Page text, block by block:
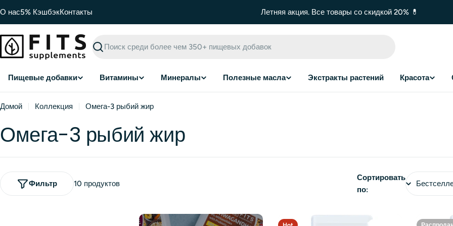
к
О нас5% КэшбэкКонтакты Летняя акция. Все товары со скидкой 20% 💊
Поиск
Пищевые добавки Витамины Минералы Полезные масла Экстракты растений Красота
Домой Коллекция Омега-3 рыбий жир
Омега-3 рыбий жир
10 продуктов
Фильтр
Сортировать
по: